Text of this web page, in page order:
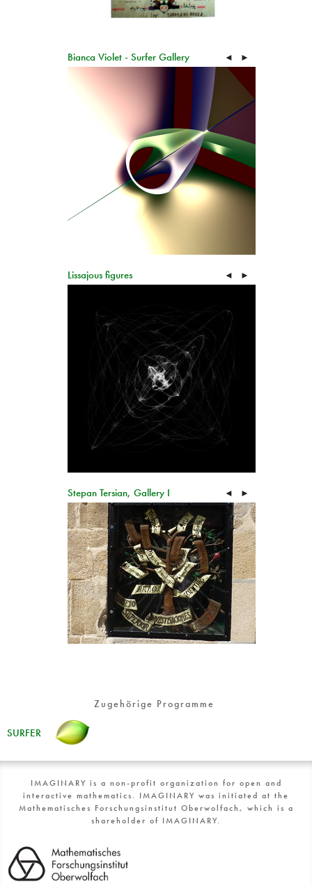
Bianca Violet - Surfer Gallery ◄ ►
Lissajous figures ◄ ►
Stepan Tersian, Gallery I ◄ ►
Zugehörige Programme
SURFER
IMAGINARY is a non-profit organization for open and
interactive mathematics. IMAGINARY was initiated at the
Mathematisches Forschungsinstitut Oberwolfach, which is a
shareholder of IMAGINARY.